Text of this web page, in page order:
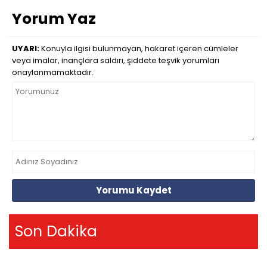
Yorum Yaz
UYARI:Konuyla ilgisi bulunmayan, hakaret içeren cümleler
veya imalar, inançlara saldırı, şiddete teşvik yorumları
onaylanmamaktadır.
Yorumu Kaydet
Son Dakika